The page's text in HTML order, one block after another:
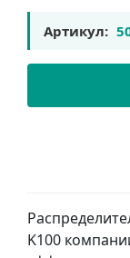
Артикул:
K100